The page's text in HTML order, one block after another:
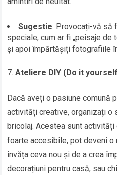
Sugestie: Provocați-vă să
speciale, cum ar fi „peisaje de
și apoi împărtășiți fotografiile
Ateliere DIY (Do it
Dacă aveți o pasiune comună
activități creative, organizați o
bricolaj. Acestea sunt
foarte accesibile, pot deveni
învăța ceva nou și de a crea
decorațiuni pentru casă, sau